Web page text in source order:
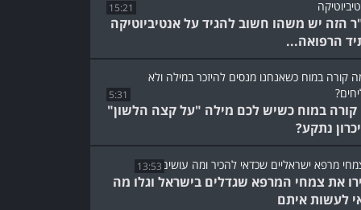
15:21
הזה יש משהו חשוב להגיד על אנטיביוטיקה
הרפואה...
5:31
במוח כשיש לכם מילה "על קצה הלשון"
נתקע?
13:53
את צמחי המרפא שגדלים בישראל וגלו מה
לעשות איתם